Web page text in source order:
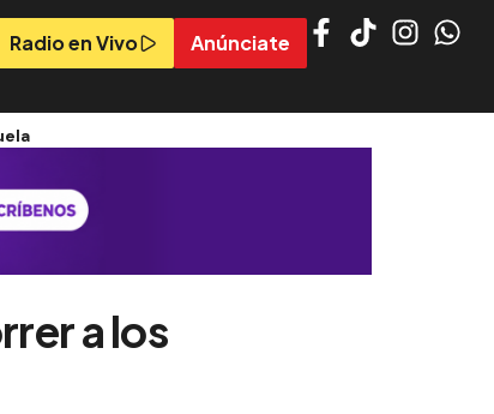
Radio en Vivo Anúnciate
a los